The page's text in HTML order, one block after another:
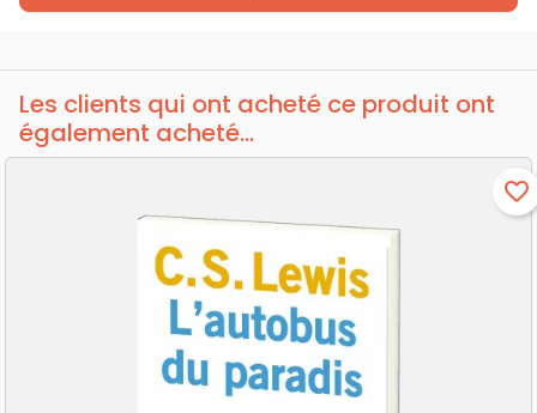
Les clients qui ont acheté ce produit ont
également acheté...
favorite_border